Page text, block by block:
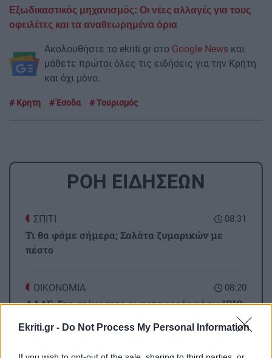
Ekriti.gr - Do Not Process My Personal Information
Εξωδικαστικός μηχανισμός: Οι νέες αλλαγές για τους
οφειλέτες και τα αναθεωρημένα όρια
Ακολουθήστε το ekriti.gr στο Google News και
μάθετε πρώτοι όλες τις ειδήσεις για την Κρήτη
και όχι μόνο.
Κρητη Έσοδα Τουρισμός
ΡΟΗ ΕΙΔΗΣΕΩΝ
08:31
ΣΠΙΤΙ
Τι θα φάμε σήμερα; Σαλάτα ζυμαρικών με
πέστο
08:20
ΟΙΚΟΝΟΜΙΑ
ΑΑΔΕ: Στο στόχαστρο οι μεταφορές μέσω IRIS